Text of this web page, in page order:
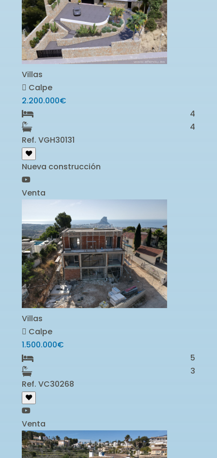
Villas
Calpe
2.200.000€
4
4
Ref. VGH30131
Nueva construcción
Venta
Villas
Calpe
1.500.000€
5
3
Ref. VC30268
Venta